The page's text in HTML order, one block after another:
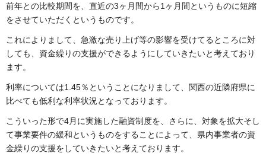
前年との比較期間を、直近の3ヶ月間から1ヶ月間というものに短縮
をさせていただくというものです。
これによりまして、急激な売り上げ等の影響を受けてるところに対
しても、資金繰りの支援ができるようにしていきたいと考えており
ます。
利率については1.45％ということになりまして、関西の近隣府県に
比べても低利な利率状況となっております。
こういった形で4月に実施した融資制度を、さらに、対象を拡大そし
て事業要件の緩和というものをすることによって、県内事業者の資
金繰りの支援をしていきたいと考えております。